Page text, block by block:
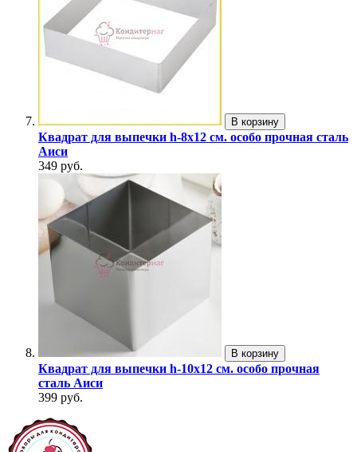
В корзину
Квадрат для выпечки h-8х12 см. особо прочная сталь
Аиси
349 руб.
В корзину
Квадрат для выпечки h-10х12 см. особо прочная
сталь Аиси
399 руб.